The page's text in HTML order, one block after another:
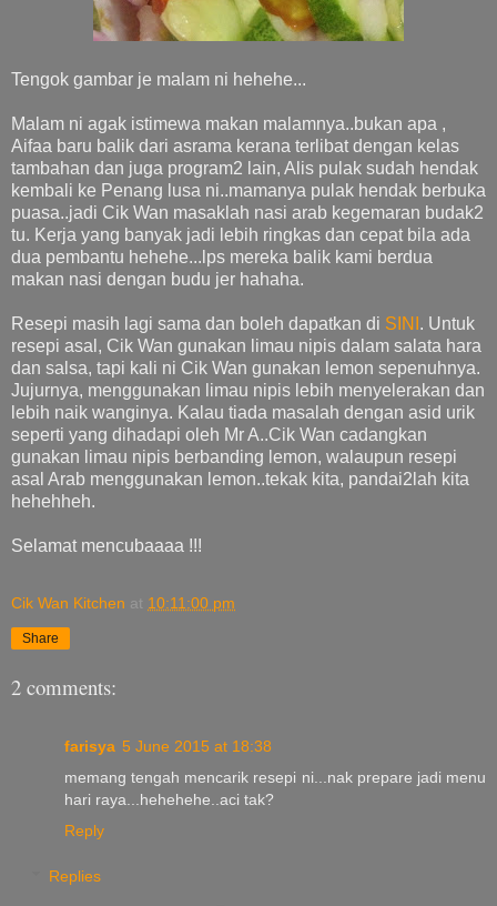
Tengok gambar je malam ni hehehe...
Malam ni agak istimewa makan malamnya..bukan apa ,
Aifaa baru balik dari asrama kerana terlibat dengan kelas
tambahan dan juga program2 lain, Alis pulak sudah hendak
kembali ke Penang lusa ni..mamanya pulak hendak berbuka
puasa..jadi Cik Wan masaklah nasi arab kegemaran budak2
tu. Kerja yang banyak jadi lebih ringkas dan cepat bila ada
dua pembantu hehehe...lps mereka balik kami berdua
makan nasi dengan budu jer hahaha.
Resepi masih lagi sama dan boleh dapatkan di SINI . Untuk
resepi asal, Cik Wan gunakan limau nipis dalam salata hara
dan salsa, tapi kali ni Cik Wan gunakan lemon sepenuhnya.
Jujurnya, menggunakan limau nipis lebih menyelerakan dan
lebih naik wanginya. Kalau tiada masalah dengan asid urik
seperti yang dihadapi oleh Mr A..Cik Wan cadangkan
gunakan limau nipis berbanding lemon, walaupun resepi
asal Arab menggunakan lemon..tekak kita, pandai2lah kita
hehehheh.
Selamat mencubaaaa !!!
Cik Wan Kitchen at 10:11:00 pm
Share
2 comments:
farisya 5 June 2015 at 18:38
memang tengah mencarik resepi ni...nak prepare jadi menu
hari raya...hehehehe..aci tak?
Reply
Replies